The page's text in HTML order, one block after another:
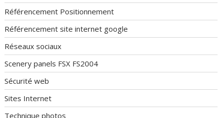
Référencement Positionnement
Référencement site internet google
Réseaux sociaux
Scenery panels FSX FS2004
Sécurité web
Sites Internet
Technique photos